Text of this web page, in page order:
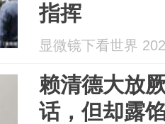
指挥
显微镜下看世界
赖清德大放
话，但却露